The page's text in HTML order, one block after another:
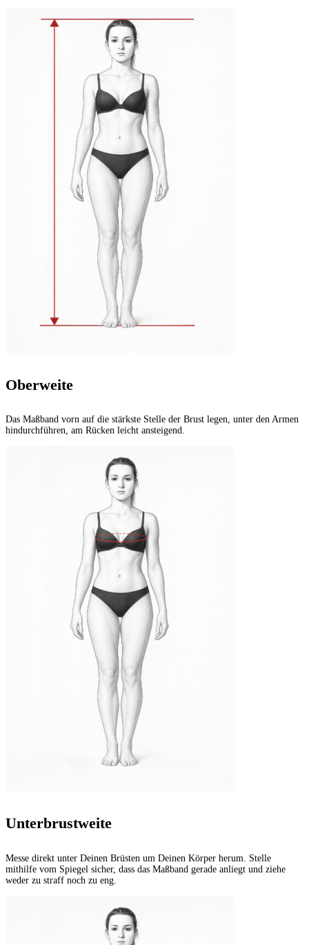
Oberweite
Das Maßband vorn auf die stärkste Stelle der Brust legen, unter den Armen
hindurchführen, am Rücken leicht ansteigend.
Unterbrustweite
Messe direkt unter Deinen Brüsten um Deinen Körper herum. Stelle
mithilfe vom Spiegel sicher, dass das Maßband gerade anliegt und ziehe
weder zu straff noch zu eng.